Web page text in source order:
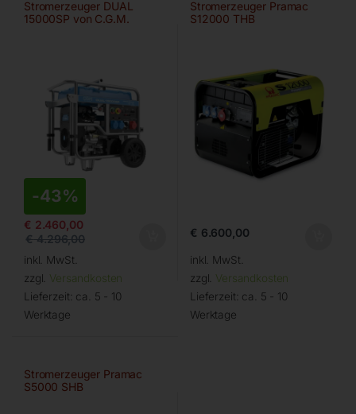
Stromerzeuger DUAL
15000SP von C.G.M.
-43%
€ 2.460,00
€4.296,00
inkl. MwSt.
zzgl. Versandkosten
Lieferzeit: ca. 5 - 10
Werktage
Stromerzeuger Pramac
S12000 THB
€ 6.600,00
inkl. MwSt.
zzgl. Versandkosten
Lieferzeit: ca. 5 - 10
Werktage
Stromerzeuger Pramac
S5000 SHB